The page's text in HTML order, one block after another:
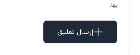
بها.
إرسال تعليق